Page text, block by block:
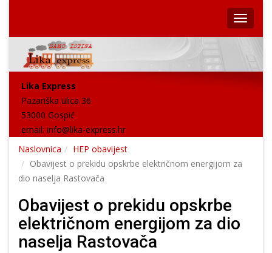
Lika Express
Pazariška ulica 36
53000 Gospić
email: info@lika-express.hr
Naslovnica
HEP obavijest
Obavijest o prekidu opskrbe električnom energijom za
dio naselja Rastovača
Obavijest o prekidu opskrbe
električnom energijom za dio
naselja Rastovača